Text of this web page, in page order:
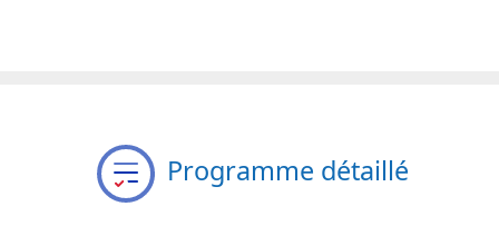
Programme détaillé